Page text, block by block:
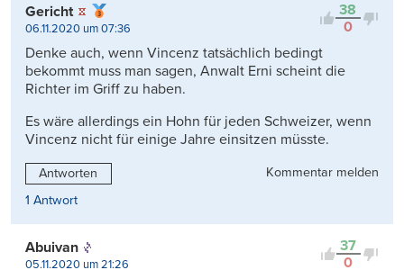
38
0
Gericht
06.11.2020 um 07:36
Denke auch, wenn Vincenz tatsächlich bedingt
bekommt muss man sagen, Anwalt Erni scheint die
Richter im Griff zu haben.
Es wäre allerdings ein Hohn für jeden Schweizer, wenn
Vincenz nicht für einige Jahre einsitzen müsste.
Antworten
Kommentar melden
1 Antwort
37
0
Abuivan
05.11.2020 um 21:26